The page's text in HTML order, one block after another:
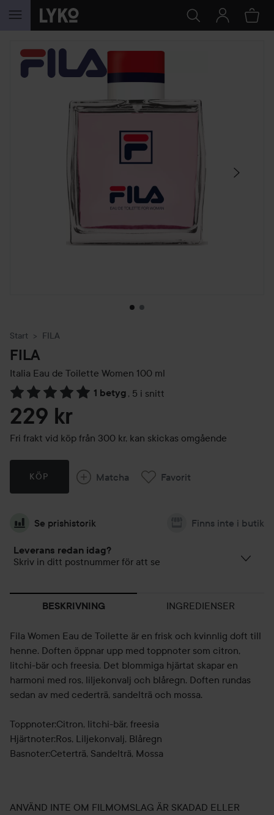
HOPPA TILL INNEHÅLLET
HOPPA ÖVER SEKTIONEN
Start FILA
FILA
Italia Eau de Toilette Women 100 ml
1 betyg , 5 i snitt
Hoppa till Betyg & kommentarer
229 kr
Fri frakt vid köp från 300 kr, kan skickas omgående
KÖP Matcha Favorit
Se prishistorik Finns inte i butik
Leverans redan idag?
Skriv in ditt postnummer för att se
BESKRIVNING INGREDIENSER
Fila Women Eau de Toilette är en frisk och kvinnlig doft till
henne. Doften öppnar upp med toppnoter som citron,
litchi-bär och freesia. Det blommiga hjärtat skapar en
harmoni med ros, liljekonvalj och blåregn. Doften rundas
sedan av med cederträ, sandelträ och mossa.
Toppnoter:Citron, litchi-bär, freesia
Hjärtnoter:Ros, Liljekonvalj, Blåregn
Basnoter:Ceterträ, Sandelträ, Mossa
ANVÄND INTE OM FILMOMSLAG ÄR SKADAD ELLER